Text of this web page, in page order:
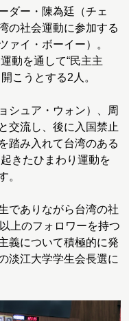
ダー・陳為廷（チェ
の社会運動に参加する
ァイ・ボーイー）。
動を通して“民主主
こうとする2人。
シュア・ウォン）、周
交流し、後に入国禁止
踏み入れて台湾のある
きたひまわり運動を
。
でありながら台湾の社
上のフォロワーを持つ
義について積極的に発
淡江大学学生会長選に